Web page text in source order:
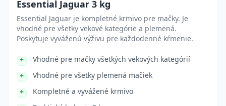
Essential Jaguar 3 kg
Essential Jaguar je kompletné krmivo pre mačky. Je
vhodné pre všetky vekové kategórie a plemená.
Poskytuje vyváženú výživu pre každodenné kŕmenie.
Vhodné pre mačky všetkých vekových kategórií
Vhodné pre všetky plemená mačiek
Kompletné a vyvážené krmivo